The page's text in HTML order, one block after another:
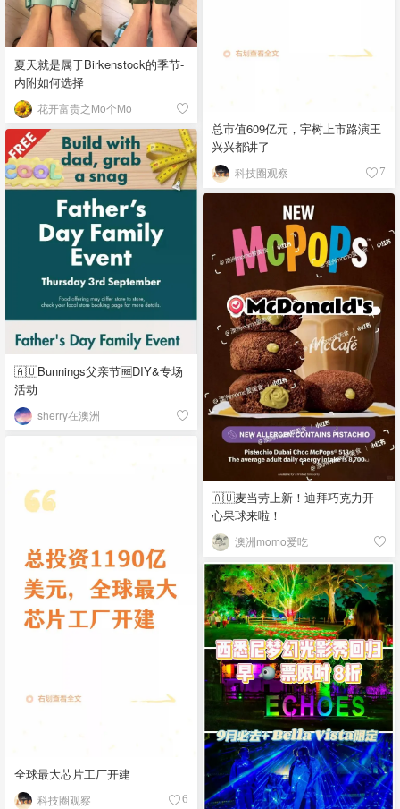
夏天就是属于Birkenstock的季节-
内附如何选择
花开富贵之Mo个Mo
总市值609亿元，宇树上市路演王
兴兴都讲了
科技圈观察 7
🇦🇺Bunnings父亲节🆓DIY&专场
活动
sherry在澳洲
🇦🇺麦当劳上新！迪拜巧克力开
心果球来啦！
澳洲momo爱吃
全球最大芯片工厂开建
科技圈观察 6